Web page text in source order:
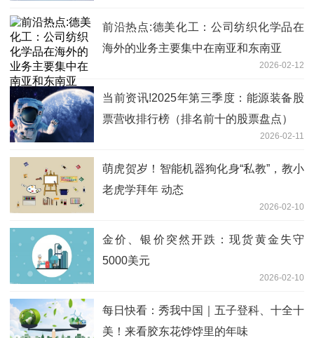
前沿热点:德美化工：公司纺织化学品在
海外的业务主要集中在南亚和东南亚
2026-02-12
当前资讯!2025年第三季度：能源装备股
票营收排行榜（排名前十的股票盘点）
2026-02-11
萌虎贺岁！智能机器狗化身“私教”，教小
老虎学拜年 动态
2026-02-10
金价、银价突然开跌：现货黄金失守
5000美元
2026-02-10
每日快看：秀我中国｜五子登科、十全十
美！来看胶东花饽饽里的年味